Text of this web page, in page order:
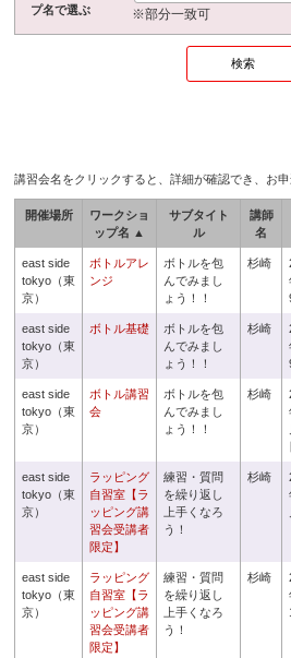
プ名で選ぶ
※部分一致可
講習会名をクリックすると、詳細が確認でき、お申
開催場所
ワークショ
ップ名 ▲
サブタイト
ル
講師
名
east side
tokyo（東
京）
ボトルアレ
ンジ
ボトルを包
んでみまし
ょう！！
杉崎
east side
tokyo（東
京）
ボトル基礎
ボトルを包
んでみまし
ょう！！
杉崎
east side
tokyo（東
京）
ボトル講習
会
ボトルを包
んでみまし
ょう！！
杉崎
east side
tokyo（東
京）
ラッピング
自習室【ラ
ッピング講
習会受講者
限定】
練習・質問
を繰り返し
上手くなろ
う！
杉崎
east side
tokyo（東
京）
ラッピング
自習室【ラ
ッピング講
習会受講者
限定】
練習・質問
を繰り返し
上手くなろ
う！
杉崎